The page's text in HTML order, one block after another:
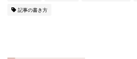
記事の書き方